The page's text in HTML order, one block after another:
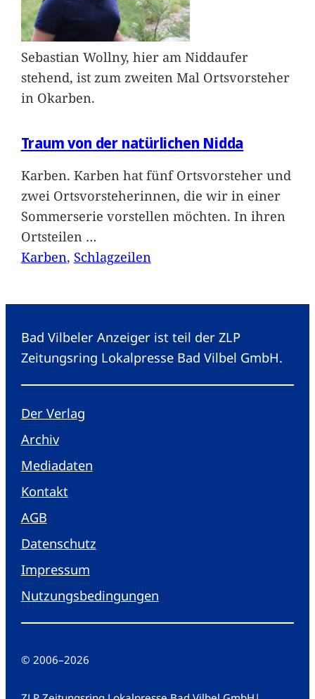
Sebastian Wollny, hier am Niddaufer
stehend, ist zum zweiten Mal Ortsvorsteher
in Okarben.
Traum von der natürlichen Nidda
Karben. Karben hat fünf Ortsvorsteher und
zwei Ortsvorsteherinnen, die wir in einer
Sommerserie vorstellen möchten. In ihren
Ortsteilen …
Karben, Schlagzeilen
Bad Vilbeler Anzeiger ist teil der ZLP
Zeitungsring Lokalpresse Bad Vilbel GmbH.
Der Verlag
Archiv
Mediadaten
Kontakt
AGB
Datenschutz
Impressum
Nutzungsbedingungen
© 2006–2026